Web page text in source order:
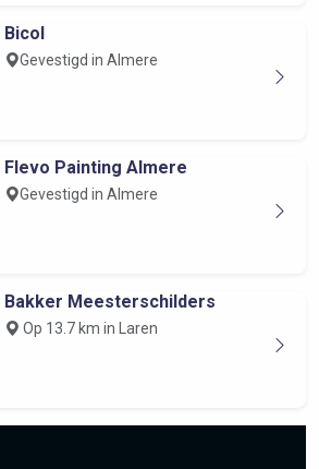
Bicol
Gevestigd in Almere
Flevo Painting Almere
Gevestigd in Almere
Bakker Meesterschilders
Op 13.7 km in Laren